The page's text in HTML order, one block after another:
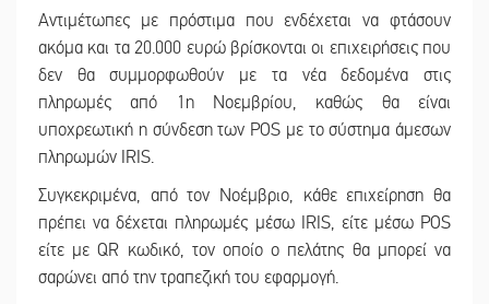
Αντιμέτωπες με πρόστιμα που ενδέχεται να φτάσουν
ακόμα και τα 20.000 ευρώ βρίσκονται οι επιχειρήσεις που
δεν θα συμμορφωθούν με τα νέα δεδομένα στις
πληρωμές από 1η Νοεμβρίου, καθώς θα είναι
υποχρεωτική η σύνδεση των POS με το σύστημα άμεσων
πληρωμών IRIS.
Συγκεκριμένα, από τον Νοέμβριο, κάθε επιχείρηση θα
πρέπει να δέχεται πληρωμές μέσω IRIS, είτε μέσω POS
είτε με QR κωδικό, τον οποίο ο πελάτης θα μπορεί να
σαρώνει από την τραπεζική του εφαρμογή.